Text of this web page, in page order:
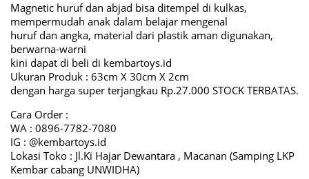
Magnetic huruf dan abjad bisa ditempel di kulkas,
mempermudah anak dalam belajar mengenal
huruf dan angka, material dari plastik aman digunakan,
berwarna-warni
kini dapat di beli di kembartoys.id
Ukuran Produk : 63cm X 30cm X 2cm
dengan harga super terjangkau Rp.27.000 STOCK TERBATAS.
Cara Order :
WA : 0896-7782-7080
IG : @kembartoys.id
Lokasi Toko : Jl.Ki Hajar Dewantara , Macanan (Samping LKP
Kembar cabang UNWIDHA)